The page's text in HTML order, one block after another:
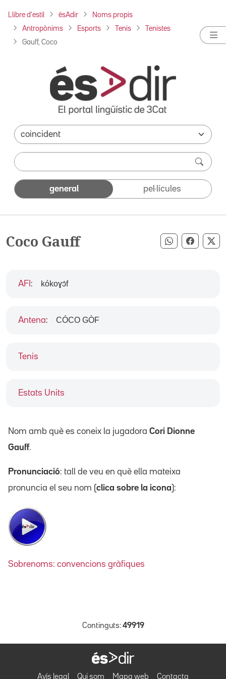
Llibre d'estil ésAdir Noms propis
Antropònims Esports Tenis Tenistes
Gauff, Coco
general pel·lícules
Coco Gauff Compartir
Tenis
Estats Units
AFI : kókoɣɔ́f
Antena: CÓCO GÒF
Nom amb què es coneix la jugadora Cori Dionne
Gauff.
Pronunciació: tall de veu en què ella mateixa
pronuncia el seu nom (clica sobre la icona):
Sobrenoms: convencions gràfiques
Continguts: 49919
Avís legal Qui som Mapa web Contacta